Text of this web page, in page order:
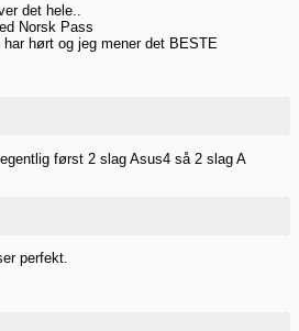
det hele..
Norsk Pass
hørt og jeg mener det BESTE
først 2 slag Asus4 så 2 slag A
perfekt.